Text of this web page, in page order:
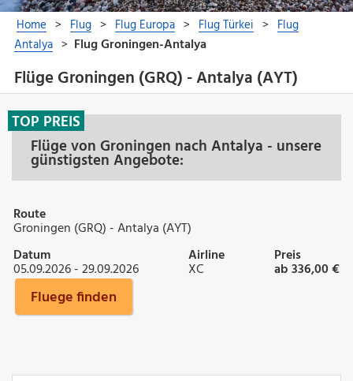
Flüge Groningen (GRQ) - Antalya (AYT)
Flüge von Groningen nach Antalya - unsere
günstigsten Angebote:
TOP PREIS
Route
Groningen (GRQ) - Antalya (AYT)
Datum
05.09.2026 - 29.09.2026
Airline
XC
Preis
ab 336,00 €
Fluege finden